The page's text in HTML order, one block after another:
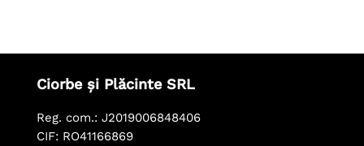
Ciorbe și Plăcinte SRL
Reg. com.: J2019006848406
CIF: RO41166869